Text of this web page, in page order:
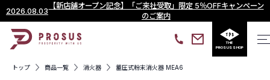
2026.08.03
【新店舗オープン記念】「ご来社受取」限定 5％OFFキャンペーン
のご案内
THE
PROSUS SHOP
トップ 商品一覧 消火器 蓄圧式粉末消火器 MEA6